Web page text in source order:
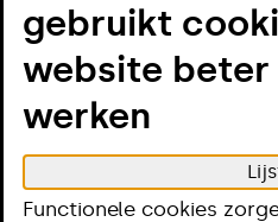
Menu
Home Regelen
gebruikt
website
werken
Functionele cookies